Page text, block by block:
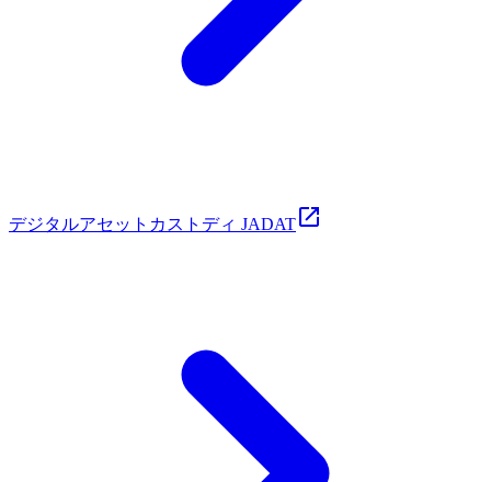
デジタルアセットカストディ JADAT